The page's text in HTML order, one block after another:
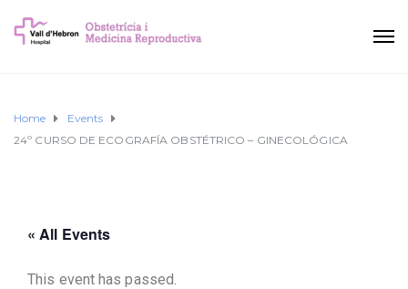
Home
Events
24º CURSO DE ECOGRAFÍA OBSTÉTRICO – GINECOLÓGICA
« All Events
This event has passed.